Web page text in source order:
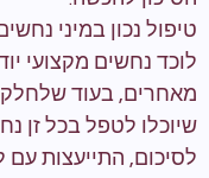
טיפול נכון במיני
לוכד נחשים מקצועי
מאחרים, בעוד
שיוכלו לטפל בכל זן
לסיכום, התייעצות עם